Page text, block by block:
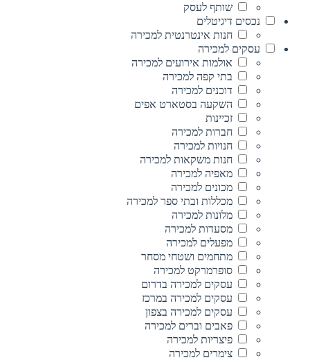
שותף לעסק
נכסים דיגיטלים
חנות אינטרנטית למכירה
עסקים למכירה
אולמות אירועים למכירה
בתי קפה למכירה
דוכנים למכירה
השקעה בסטארט אפים
זכיינות
חברות למכירה
חנויות למכירה
חנות משקאות למכירה
מאפיה למכירה
מכונים למכירה
מכללות ובתי ספר למכירה
מלונות למכירה
מסעדות למכירה
מפעלים למכירה
מתחמים ושטחי מסחר
סופרמרקט למכירה
עסקים למכירה בדרום
עסקים למכירה במרכז
עסקים למכירה בצפון
פאבים וברים למכירה
פיצריות למכירה
צימרים למכירה